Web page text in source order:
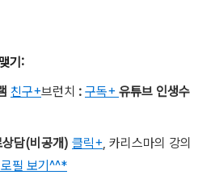
기 :
친구+브런치 : 구독+ 유튜브 인생수
담(비공개) 클릭+, 카리스마의 강의
필 보기^^*